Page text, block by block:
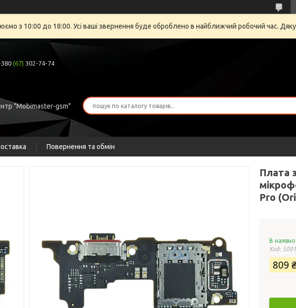
з 10:00 до 18:00. Усі ваші звернення буде оброблено в найближчий робочий час.
(67) 302-74-74
"Mobimaster-gsm"
Повернення та обмін
Плата
Pro
В
Код:
809 ₴